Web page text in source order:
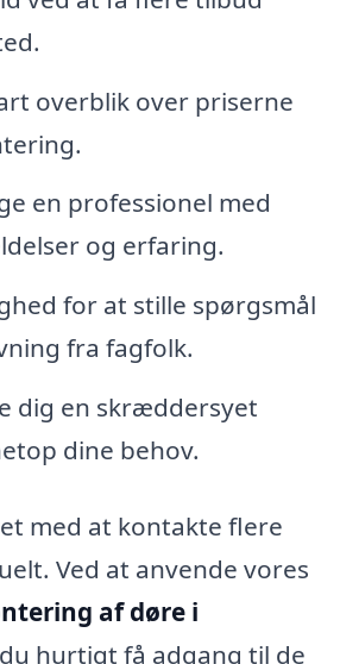
overblik over priserne
en professionel med
og erfaring.
for at stille spørgsmål
fra fagfolk.
dig en skræddersyet
dine behov.
med at kontakte flere
Ved at anvende vores
af døre i
hurtigt få adgang til de